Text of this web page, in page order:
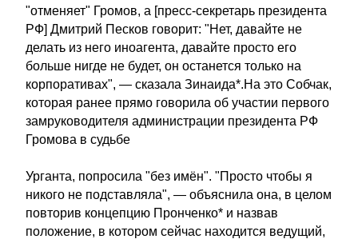
"отменяет" Громов, а [пресс-секретарь президента
РФ] Дмитрий Песков говорит: "Нет, давайте не
делать из него иноагента, давайте просто его
больше нигде не будет, он останется только на
корпоративах", — сказала Зинаида*.На это Собчак,
которая ранее прямо говорила об участии первого
замруководителя администрации президента РФ
Громова в судьбе
Урганта, попросила "без имён". "Просто чтобы я
никого не подставляла", — объяснила она, в целом
повторив концепцию Пронченко* и назвав
положение, в котором сейчас находится ведущий,